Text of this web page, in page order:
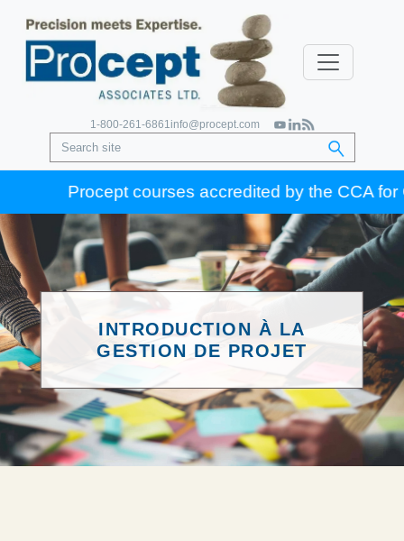
1-800-261-6861info@procept.com
Procept courses accredited by the CCA for
INTRODUCTION À LA
GESTION DE PROJET